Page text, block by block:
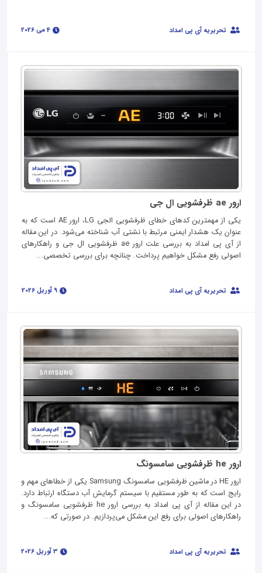
تحریریه آی پی امداد
ارور ae ظرفشویی ال جی
یکی از مهمترین کدهای خطای ظرفشویی الجی LG، ارور AE است که به‌
عنوان یک هشدار ایمنی مرتبط با نشتی آب شناخته می‌شود. در این مقاله
از آی پی امداد به بررسی علت ارور ae ظرفشویی ال جی و راهکارهای
اصولی رفع مشکل خواهیم پرداخت. چنانچه برای بررسی تخصصی...
تحریریه آی پی امداد
ارور he ظرفشویی سامسونگ
ارور HE در ماشین ظرفشویی سامسونگ Samsung یکی از خطاهای مهم و
رایج است که به‌ طور مستقیم با سیستم گرمایش آب دستگاه ارتباط دارد.
در این مقاله از آی پی امداد به بررسی ارور he ظرفشویی سامسونگ و
راهکارهای اصولی برای رفع این مشکل می‌پردازیم. در صورتی که...
تحریریه آی پی امداد